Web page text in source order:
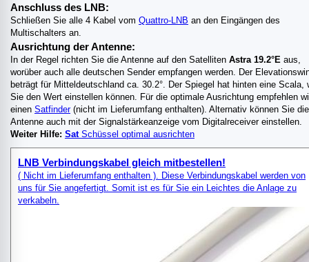
Anschluss des LNB:
Schließen Sie alle 4 Kabel vom Quattro-LNB an den Eingängen des
Multischalters an.
Ausrichtung der Antenne:
In der Regel richten Sie die Antenne auf den Satelliten Astra 19.2°E aus,
worüber auch alle deutschen Sender empfangen werden. Der
beträgt für Mitteldeutschland ca. 30.2°. Der Spiegel hat hinten eine Scala,
Sie den Wert einstellen können. Für die optimale Ausrichtung empfehlen
einen Satfinder(nicht im Lieferumfang enthalten). Alternativ können Sie die
Antenne auch mit der Signalstärkeanzeige vom Digitalreceiver einstellen.
Weiter Hilfe: SatSchüssel optimal ausrichten
LNB Verbindungskabel gleich mitbestellen!
( Nicht im Lieferumfang enthalten ). Diese Verbindungskabel werden von
uns für Sie angefertigt. Somit ist es für Sie ein Leichtes die Anlage zu
verkabeln.